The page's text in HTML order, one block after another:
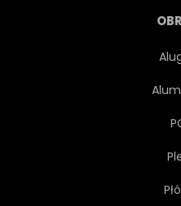
TECHNOLOGICZNY